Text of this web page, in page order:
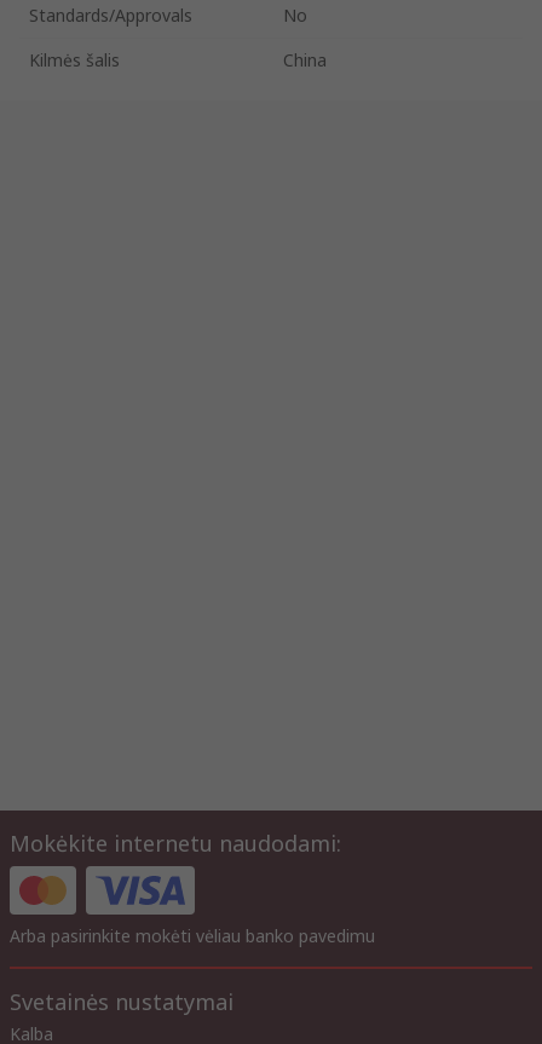
Standards/Approvals
No
Kilmės šalis
China
Mokėkite internetu naudodami:
Arba pasirinkite mokėti vėliau banko pavedimu
Svetainės nustatymai
Kalba